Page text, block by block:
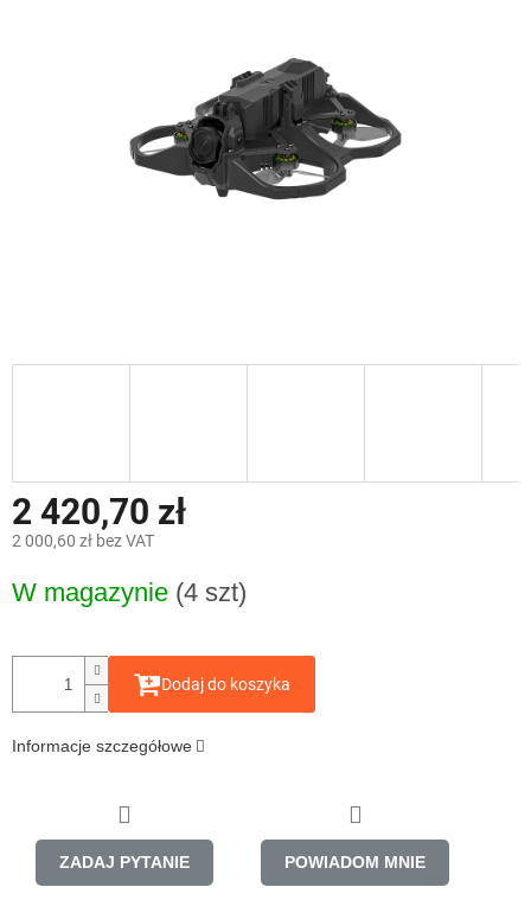
2 420,70 zł
2 000,60 zł bez VAT
jednostkowa:
W magazynie (4 szt)
Dodaj do koszyka
Informacje szczegółowe
ZADAJ PYTANIE POWIADOM MNIE